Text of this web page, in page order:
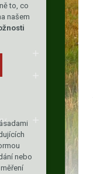
to, co
našem
nebo